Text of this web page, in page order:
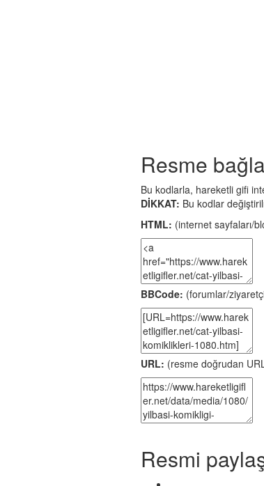
Resme
Bu kodlarla, hareketli gifi
DİKKAT: Bu kodlar
HTML: (internet sayfaları/
BBCode: (forumlar/
URL: (resme doğrudan
Resmi